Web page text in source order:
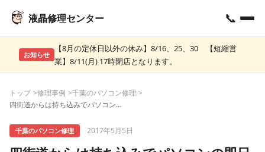
液晶修理センター 📞
お知らせ
【8月の定休日以外の休み】8/16、25、30 【短縮営
業】8/11(月) 17時閉店となります。
トップ 修理事例
千葉のパソコン修理
四街道からは持ち込みでパソコンの即日修理が可能！
千葉のパソコン修理 2017年5月5日